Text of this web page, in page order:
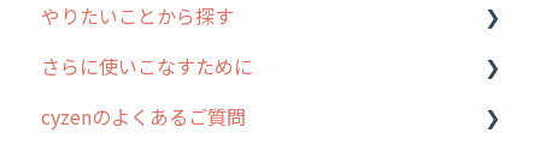
ユーザー・グループ管理
行動管理
予定管理
アプリの使い始め
ホーム画面
スポット
やりたいことから探す
行動管理
勤怠管理
さらに使いこなすために
はじめに
cyzenのよくあるご質問